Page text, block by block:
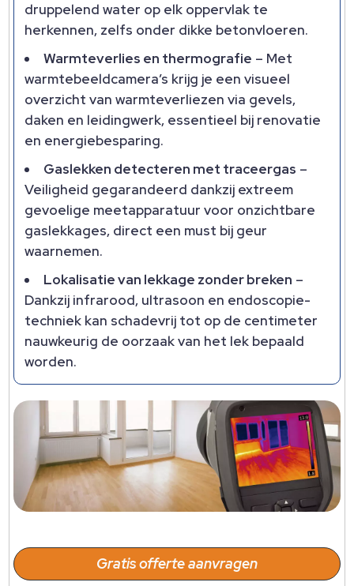
druppelend water op elk oppervlak te
herkennen, zelfs onder dikke betonvloeren.
Warmteverlies en thermografie – Met
warmtebeeldcamera’s krijg je een visueel
overzicht van warmteverliezen via gevels,
daken en leidingwerk, essentieel bij renovatie
en energiebesparing.
Gaslekken detecteren met traceergas –
Veiligheid gegarandeerd dankzij extreem
gevoelige meetapparatuur voor onzichtbare
gaslekkages, direct een must bij geur
waarnemen.
Lokalisatie van lekkage zonder breken –
Dankzij infrarood, ultrasoon en endoscopie-
techniek kan schadevrij tot op de centimeter
nauwkeurig de oorzaak van het lek bepaald
worden.
Gratis offerte aanvragen